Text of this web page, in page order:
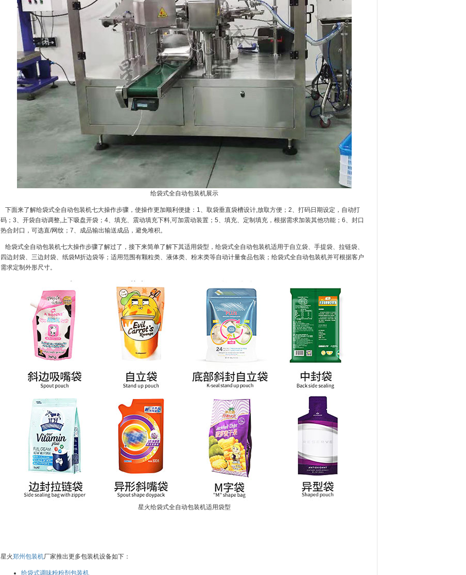
给袋式全自动包装机展示
下面来了解给袋式全自动包装机七大操作步骤，使操作更加顺利便捷：1、取袋垂直袋槽设计,放取方便；2、打码日期设定，自动打
码；3、开袋自动调整,上下吸盘开袋；4、填充、震动填充下料,可加震动装置；5、填充、定制填充，根据需求加装其他功能；6、封口
热合封口，可选直/网纹；7、成品输出输送成品，避免堆积。
给袋式全自动包装机七大操作步骤了解过了，接下来简单了解下其适用袋型，给袋式全自动包装机适用于自立袋、手提袋、拉链袋、
四边封袋、三边封袋、纸袋M折边袋等；适用范围有颗粒类、液体类、粉末类等自动计量食品包装；给袋式全自动包装机并可根据客户
需求定制外形尺寸。
星火给袋式全自动包装机适用袋型
星火郑州包装机厂家推出更多包装机设备如下：
给袋式调味粉粉剂包装机